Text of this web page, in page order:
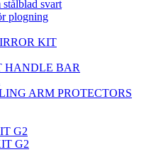
svart
plogning
KIT
HANDLE BAR
ARM PROTECTORS
G2
G2